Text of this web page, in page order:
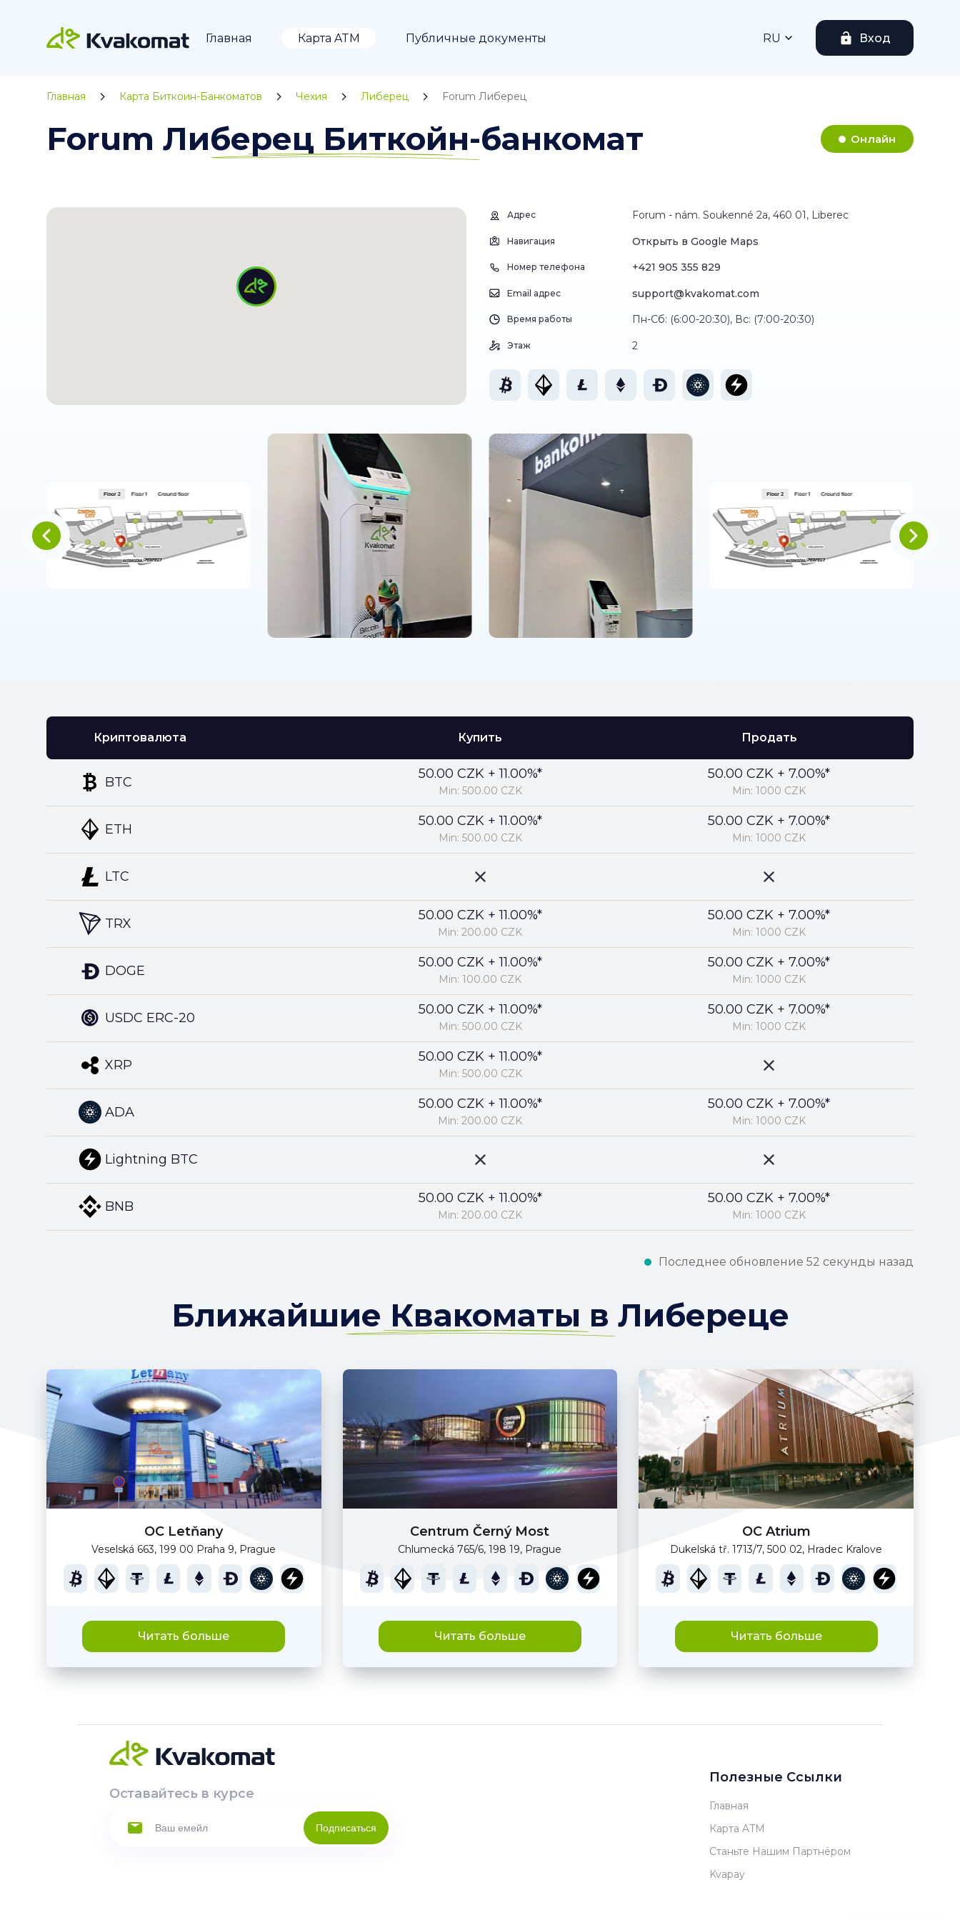
Главная Карта ATM Публичные документы RU Вход
Главная Карта Биткоин-Банкоматов Чехия Либерец Forum Либерец
Forum Либерец Биткойн-банкомат Онлайн
Адрес Forum - nám. Soukenné 2a, 460 01, Liberec
Навигация Открыть в Google Maps
Номер телефона +421 905 355 829
Email адрес support@kvakomat.com
Время работы Пн-Сб: (6:00-20:30), Вс: (7:00-20:30)
Этаж 2
Криптовалюта
BTC
ETH
LTC
TRX
DOGE
USDC ERC-20
XRP
ADA
Lightning BTC
BNB
Купить
50.00 CZK + 11.00%*
Min: 500.00 CZK
50.00 CZK + 11.00%*
Min: 500.00 CZK
50.00 CZK + 11.00%*
Min: 200.00 CZK
50.00 CZK + 11.00%*
Min: 100.00 CZK
50.00 CZK + 11.00%*
Min: 500.00 CZK
50.00 CZK + 11.00%*
Min: 500.00 CZK
50.00 CZK + 11.00%*
Min: 200.00 CZK
50.00 CZK + 11.00%*
Min: 200.00 CZK
Продать
50.00 CZK + 7.00%*
Min: 1000 CZK
50.00 CZK + 7.00%*
Min: 1000 CZK
50.00 CZK + 7.00%*
Min: 1000 CZK
50.00 CZK + 7.00%*
Min: 1000 CZK
50.00 CZK + 7.00%*
Min: 1000 CZK
50.00 CZK + 7.00%*
Min: 1000 CZK
50.00 CZK + 7.00%*
Min: 1000 CZK
Последнее обновление 52 секунды назад
Ближайшие Квакоматы в Либереце
OC Letňany
Veselská 663, 199 00 Praha 9, Prague
Читать больше
Centrum Černý Most
Chlumecká 765/6, 198 19, Prague
Читать больше
OC Atrium
Dukelská tř. 1713/7, 500 02, Hradec Kralove
Читать больше
Оставайтесь в курсе
Подписаться
Полезные Ссылки
Главная
Карта ATM
Станьте Нашим Партнёром
Kvapay